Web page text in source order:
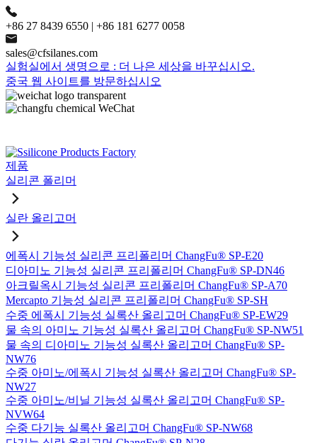
+86 27 8439 6550 | +86 181 6277 0058
sales@cfsilanes.com
실험실에서 생명으로 : 더 나은 세상을 바꾸십시오.
중국 웹 사이트를 방문하십시오
제품
실리콘 폴리머
실란 올리고머
에폭시 기능성 실리콘 프리폴리머 ChangFu® SP-E20
디아미노 기능성 실리콘 프리폴리머 ChangFu® SP-DN46
아크릴옥시 기능성 실리콘 프리폴리머 ChangFu® SP-A70
Mercapto 기능성 실리콘 프리폴리머 ChangFu® SP-SH
수중 에폭시 기능성 실록산 올리고머 ChangFu® SP-EW29
물 속의 아미노 기능성 실록산 올리고머 ChangFu® SP-NW51
물 속의 디아미노 기능성 실록산 올리고머 ChangFu® SP-
NW76
수중 아미노/에폭시 기능성 실록산 올리고머 ChangFu® SP-
NW27
수중 아미노/비닐 기능성 실록산 올리고머 ChangFu® SP-
NVW64
수중 다기능 실록산 올리고머 ChangFu® SP-NW68